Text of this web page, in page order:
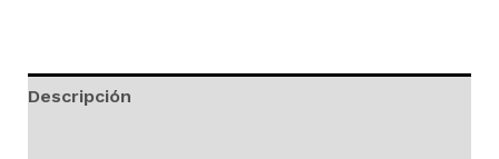
Unisex
cantidad
Descripción